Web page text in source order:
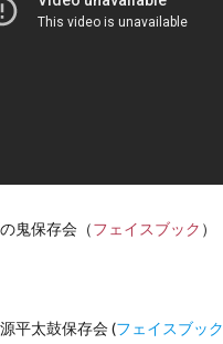
鬼保存会（フェイスブック ）
平太鼓保存会 (フェイスブック